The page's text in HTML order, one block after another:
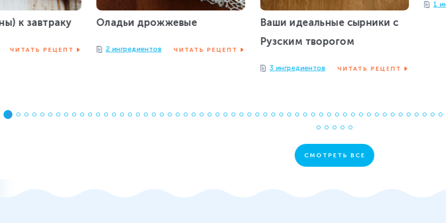
к завтраку
ЧИТАТЬ РЕЦЕПТ
Оладьи дрожжевые
2 ингредиентов ЧИТАТЬ РЕЦЕПТ
Ваши идеальные сырники с
Рузским творогом
3 ингредиентов ЧИТАТЬ РЕЦЕПТ
1
СМОТРЕТЬ ВСЕ